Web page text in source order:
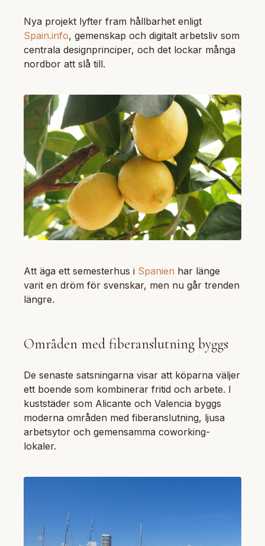
Nya projekt lyfter fram hållbarhet enligt
Spain.info, gemenskap och digitalt arbetsliv som
centrala designprinciper, och det lockar många
nordbor att slå till.
Att äga ett semesterhus i Spanien har länge
varit en dröm för svenskar, men nu går trenden
längre.
Områden med fiberanslutning byggs
De senaste satsningarna visar att köparna väljer
ett boende som kombinerar fritid och arbete. I
kuststäder som Alicante och Valencia byggs
moderna områden med fiberanslutning, ljusa
arbetsytor och gemensamma coworking-
lokaler.